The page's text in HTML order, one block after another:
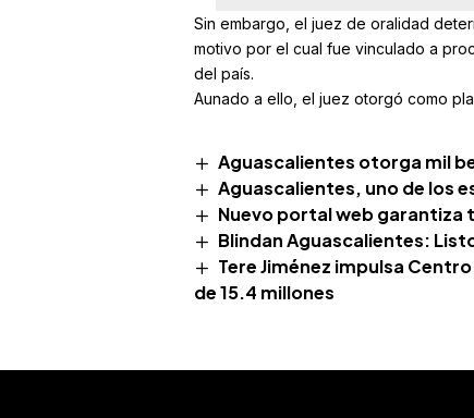
Sin embargo, el juez de oralidad
motivo por el cual fue vinculado a
del país.
Aunado a ello, el juez otorgó como
Aguascalientes otorga mil
Aguascalientes, uno de los
Nuevo portal web garantiza
Blindan Aguascalientes:
Tere Jiménez impulsa
de 15.4 millones